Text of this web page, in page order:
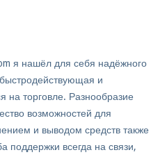
я нашёл для себя надёжного
и
на торговле. Разнообразие
возможностей для
и выводом средств также
всегда на связи,